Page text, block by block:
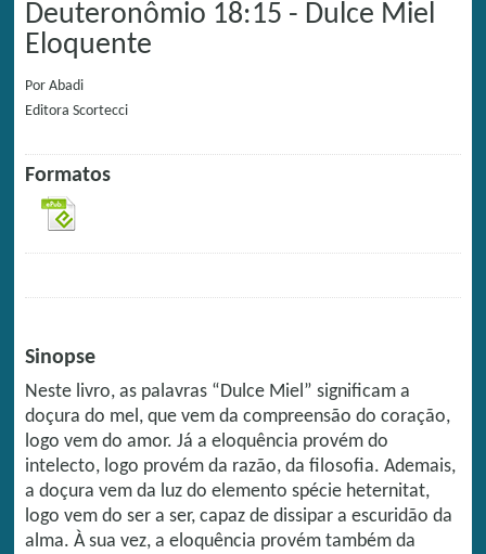
Deuteronômio 18:15 - Dulce Miel
Eloquente
Por Abadi
Editora Scortecci
Formatos
Sinopse
Neste livro, as palavras “Dulce Miel” significam a
doçura do mel, que vem da compreensão do coração,
logo vem do amor. Já a eloquência provém do
intelecto, logo provém da razão, da filosofia. Ademais,
a doçura vem da luz do elemento spécie heternitat,
logo vem do ser a ser, capaz de dissipar a escuridão da
alma. À sua vez, a eloquência provém também da